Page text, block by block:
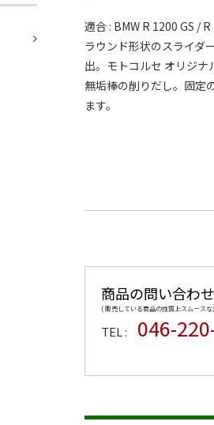
適合 : BMW R 1200 GS /
ラウンド形状のスライダ
出。モトコルセ オリジ
無垢棒の削りだし。固定
ます。
商品の問い合わ
( 販売している商品の性質上スムース
TEL : 046-